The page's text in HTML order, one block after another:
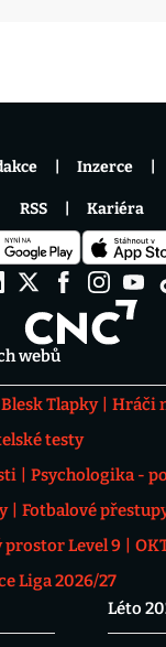
webů
Blesk Tlapky Hráči
testy
Psychologika -
Fotbalové
prostor Level 9
Liga 2026/27
Léto
Inzerce
RSS Kariéra